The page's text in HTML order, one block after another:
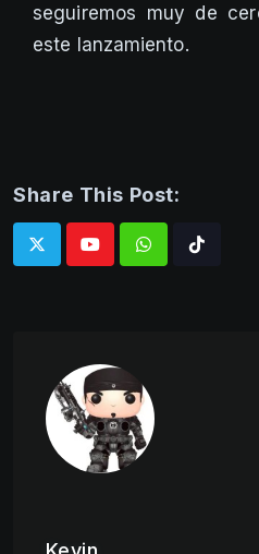
seguiremos muy de
este lanzamiento.
Share This Post:
WhatsappTiktok